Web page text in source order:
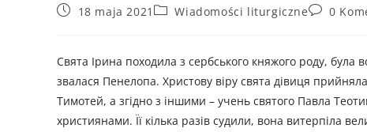
18 maja 2021 Wiadomości liturgiczne 0
Свята Ірина походила з сербського княжого роду, була
звалася Пенелопа. Христову віру свята дівиця
Тимотей, а згідно з іншими – учень святого Павла
християнами. Її кілька разів судили, вона витерпіла